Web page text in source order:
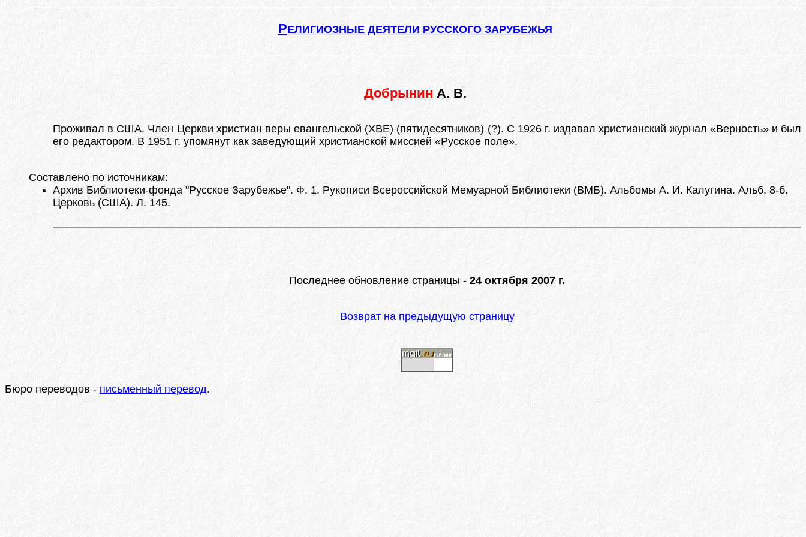
РЕЛИГИОЗНЫЕ ДЕЯТЕЛИ РУССКОГО ЗАРУБЕЖЬЯ
Добрынин А. В.
Проживал в США. Член Церкви христиан веры евангельской (ХВЕ) (пятидесятников) (?). С 1926 г. издавал христианский журнал «Верность» и был
его редактором. В 1951 г. упомянут как заведующий христианской миссией «Русское поле».
Составлено по источникам:
Архив Библиотеки-фонда "Русское Зарубежье". Ф. 1. Рукописи Всероссийской Мемуарной Библиотеки (ВМБ). Альбомы А. И. Калугина. Альб. 8-б.
Церковь (США). Л. 145.
Последнее обновление страницы - 24 октября 2007 г.
Возврат на предыдущую страницу
Бюро переводов - письменный перевод.